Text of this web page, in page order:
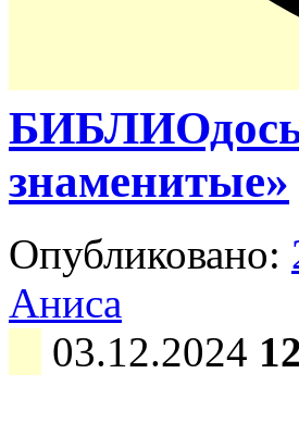
знаменитые»
Опубликовано:
Аниса
03.12.2024